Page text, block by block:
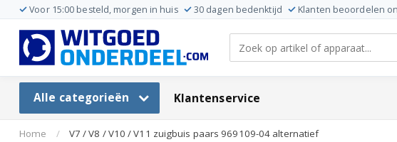
Voor 15:00 besteld, morgen in huis 30 dagen bedenktijd Klanten beoordelen
Alle categorieën Klantenservice
Home / V7 / V8 / V10 / V11 zuigbuis paars 969109-04 alternatief